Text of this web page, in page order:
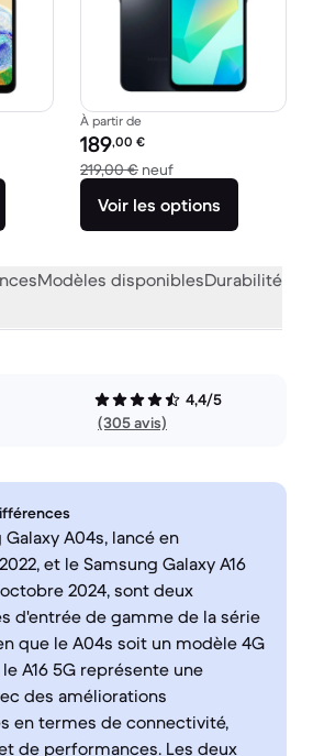
€ neuf
À partir de
Prix reconditionné :
189,00 €
219,00 € neufcontre 219,00 €
Voir les options
Modèles disponiblesDurabilité
4,4/5
(305 avis)
Galaxy A04s, lancé en
et le Samsung Galaxy A16
2024, sont deux
d'entrée de gamme de la série
que le A04s soit un modèle 4G
A16 5G représente une
des améliorations
en termes de connectivité,
de performances. Les deux